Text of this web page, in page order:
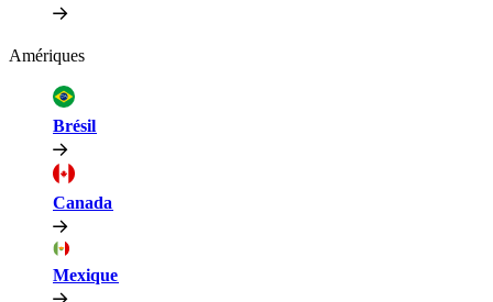
Amériques​​
Brésil​​
Canada​​
Mexique​​